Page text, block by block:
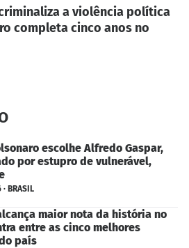
a violência política
completa cinco anos no
escolhe Alfredo Gaspar,
por estupro de vulnerável,
BRASIL
maior nota da história no
entre as cinco melhores
país